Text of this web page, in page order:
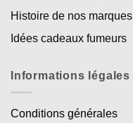
Histoire de nos marques
Idées cadeaux fumeurs
Informations légales
Conditions générales